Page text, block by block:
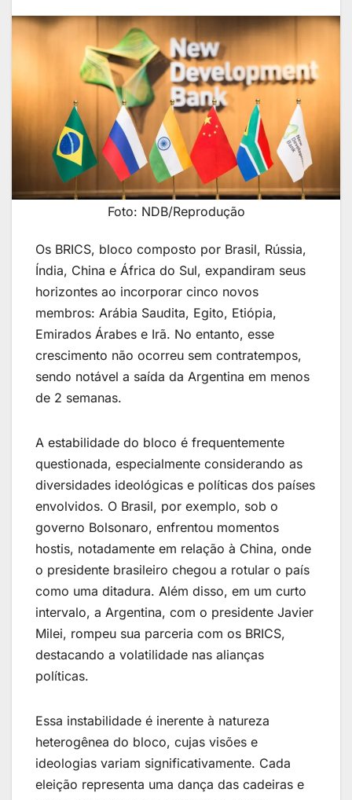
Foto: NDB/Reprodução
Os BRICS, bloco composto por Brasil, Rússia,
Índia, China e África do Sul, expandiram seus
horizontes ao incorporar cinco novos
membros: Arábia Saudita, Egito, Etiópia,
Emirados Árabes e Irã. No entanto, esse
crescimento não ocorreu sem contratempos,
sendo notável a saída da Argentina em menos
de 2 semanas.
A estabilidade do bloco é frequentemente
questionada, especialmente considerando as
diversidades ideológicas e políticas dos países
envolvidos. O Brasil, por exemplo, sob o
governo Bolsonaro, enfrentou momentos
hostis, notadamente em relação à China, onde
o presidente brasileiro chegou a rotular o país
como uma ditadura. Além disso, em um curto
intervalo, a Argentina, com o presidente Javier
Milei, rompeu sua parceria com os BRICS,
destacando a volatilidade nas alianças
políticas.
Essa instabilidade é inerente à natureza
heterogênea do bloco, cujas visões e
ideologias variam significativamente. Cada
eleição representa uma dança das cadeiras e